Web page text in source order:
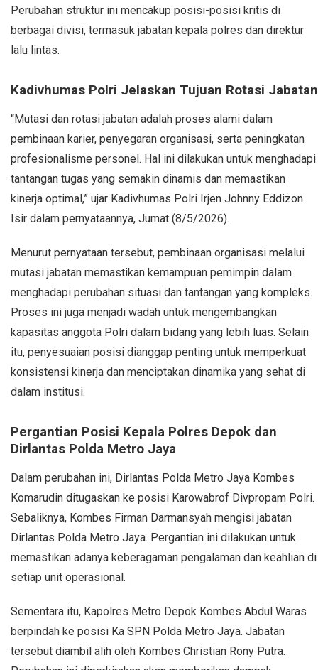
Perubahan struktur ini mencakup posisi-posisi kritis di
berbagai divisi, termasuk jabatan kepala polres dan direktur
lalu lintas.
Kadivhumas Polri Jelaskan Tujuan Rotasi Jabatan
“Mutasi dan rotasi jabatan adalah proses alami dalam
pembinaan karier, penyegaran organisasi, serta peningkatan
profesionalisme personel. Hal ini dilakukan untuk menghadapi
tantangan tugas yang semakin dinamis dan memastikan
kinerja optimal,” ujar Kadivhumas Polri Irjen Johnny Eddizon
Isir dalam pernyataannya, Jumat (8/5/2026).
Menurut pernyataan tersebut, pembinaan organisasi melalui
mutasi jabatan memastikan kemampuan pemimpin dalam
menghadapi perubahan situasi dan tantangan yang kompleks.
Proses ini juga menjadi wadah untuk mengembangkan
kapasitas anggota Polri dalam bidang yang lebih luas. Selain
itu, penyesuaian posisi dianggap penting untuk memperkuat
konsistensi kinerja dan menciptakan dinamika yang sehat di
dalam institusi.
Pergantian Posisi Kepala Polres Depok dan
Dirlantas Polda Metro Jaya
Dalam perubahan ini, Dirlantas Polda Metro Jaya Kombes
Komarudin ditugaskan ke posisi Karowabrof Divpropam Polri.
Sebaliknya, Kombes Firman Darmansyah mengisi jabatan
Dirlantas Polda Metro Jaya. Pergantian ini dilakukan untuk
memastikan adanya keberagaman pengalaman dan keahlian di
setiap unit operasional.
Sementara itu, Kapolres Metro Depok Kombes Abdul Waras
berpindah ke posisi Ka SPN Polda Metro Jaya. Jabatan
tersebut diambil alih oleh Kombes Christian Rony Putra.